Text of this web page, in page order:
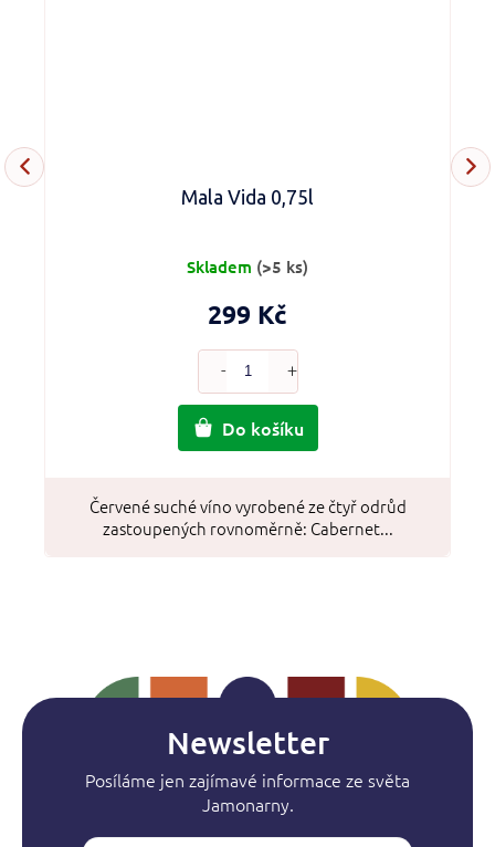
Mala Vida 0,75l
299 Kč
Do košíku
Červené suché víno vyrobené ze čtyř odrůd
zastoupených rovnoměrně: Cabernet...
Skladem (>5 ks)
Newsletter
Posíláme jen zajímavé informace ze světa
Jamonarny.